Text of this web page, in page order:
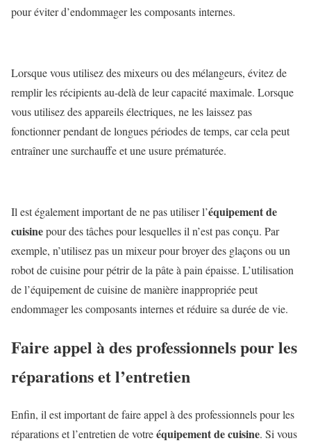
pour éviter d’endommager les composants internes.
Lorsque vous utilisez des mixeurs ou des mélangeurs, évitez de
remplir les récipients au-delà de leur capacité maximale. Lorsque
vous utilisez des appareils électriques, ne les laissez pas
fonctionner pendant de longues périodes de temps, car cela peut
entraîner une surchauffe et une usure prématurée.
Il est également important de ne pas utiliser l’équipement de
cuisinepour des tâches pour lesquelles il n’est pas conçu. Par
exemple, n’utilisez pas un mixeur pour broyer des glaçons ou un
robot de cuisine pour pétrir de la pâte à pain épaisse. L’utilisation
de l’équipement de cuisine de manière inappropriée peut
endommager les composants internes et réduire sa durée de vie.
Faire appel à des professionnels pour les
réparations et l’entretien
Enfin, il est important de faire appel à des professionnels pour les
réparations et l’entretien de votreéquipement de cuisine. Si vous